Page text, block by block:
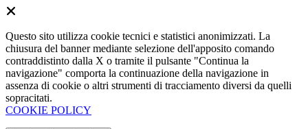
Questo sito utilizza cookie tecnici e statistici anonimizzati. La
chiusura del banner mediante selezione dell'apposito comando
contraddistinto dalla X o tramite il pulsante "Continua la
navigazione" comporta la continuazione della navigazione in
assenza di cookie o altri strumenti di tracciamento diversi da quelli
sopracitati.
COOKIE POLICY